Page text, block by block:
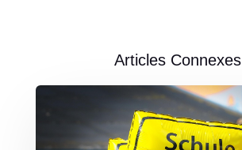
Articles Connexes